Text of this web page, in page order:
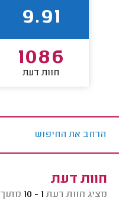
9.91
1086
חוות דעת
הרחב את החיפוש
חוות דעת
מציג חוות דעת 1 - 10 מתוך